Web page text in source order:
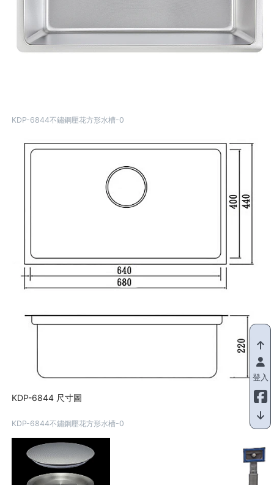
KDP-6844不鏽鋼壓花方形水槽-0
KDP-6844 尺寸圖
KDP-6844不鏽鋼壓花方形水槽-0
登入